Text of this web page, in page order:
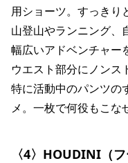
用ショーツ。すっきり
山登山やランニング、
幅広いアドベンチャー
ウエスト部分にノンス
特に活動中のパンツの
メ。一枚で何役もこな
〈4〉HOUDINI（